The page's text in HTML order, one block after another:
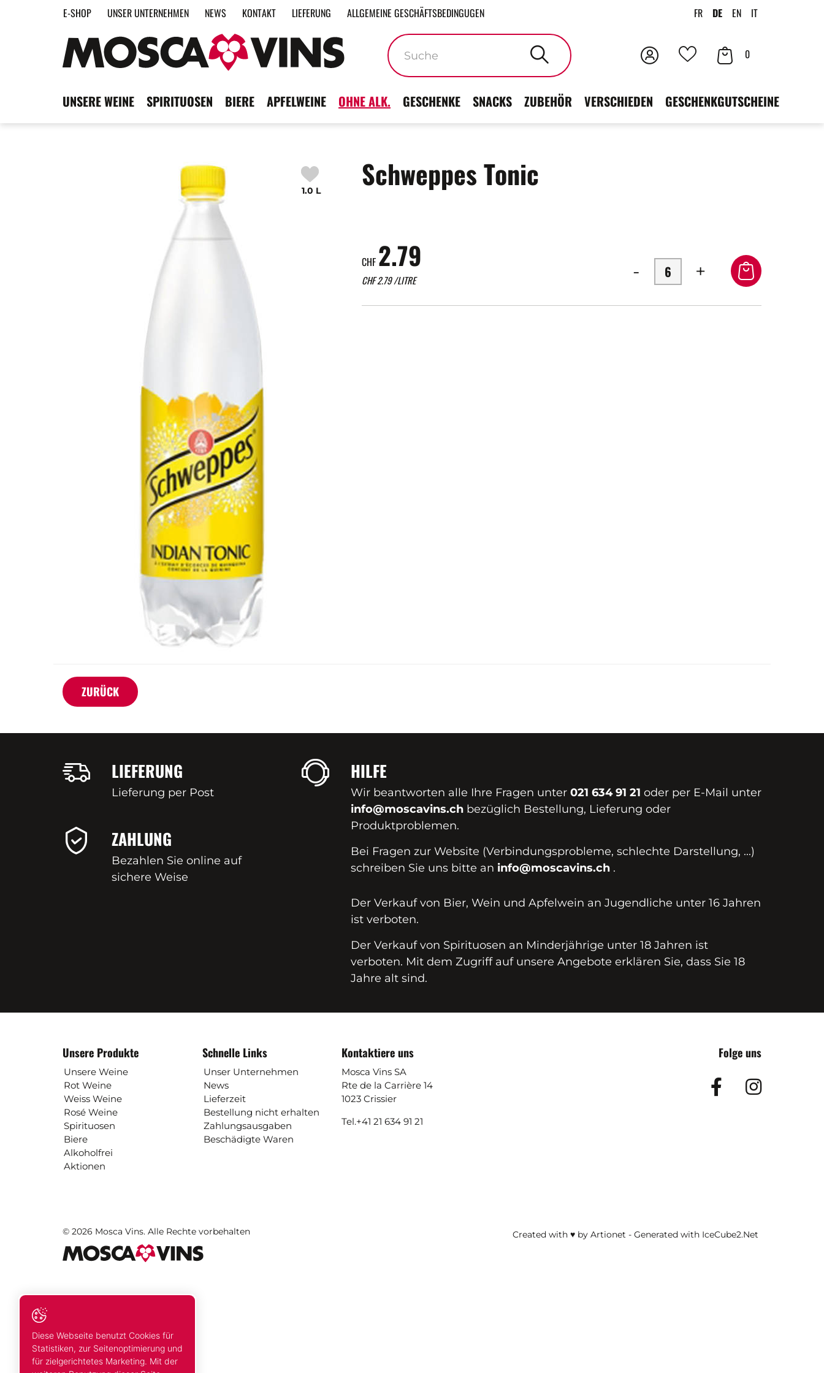
E-SHOP UNSER UNTERNEHMEN NEWS KONTAKT LIEFERUNG ALLGEMEINE GESCHÄFTSBEDINGUGEN FR DE EN IT
UNSERE WEINE SPIRITUOSEN BIERE APFELWEINE OHNE ALK. GESCHENKE SNACKS ZUBEHÖR VERSCHIEDEN GESCHENKGUTSCHEINE
Anmeldung
Favoriten
Ihr
0
Stichwörter
Suchen
1.0 L Schweppes Tonic
CHF 2.79
CHF2.79/LITRE - +
ZURÜCK
LIEFERUNG
Lieferung per Post
ZAHLUNG
Bezahlen Sie online auf
sichere Weise
HILFE
Wir beantworten alle Ihre Fragen unter 021 634 91 21 oder per E-Mail unter
info@moscavins.ch bezüglich Bestellung, Lieferung oder
Produktproblemen.
Bei Fragen zur Website (Verbindungsprobleme, schlechte Darstellung, ...)
schreiben Sie uns bitte an info@moscavins.ch .
Der Verkauf von Bier, Wein und Apfelwein an Jugendliche unter 16 Jahren
ist verboten.
Der Verkauf von Spirituosen an Minderjährige unter 18 Jahren ist
verboten. Mit dem Zugriff auf unsere Angebote erklären Sie, dass Sie 18
Jahre alt sind.
Unsere Produkte
Unsere Weine
Rot Weine
Weiss Weine
Rosé Weine
Spirituosen
Biere
Alkoholfrei
Aktionen
Schnelle Links
Unser Unternehmen
News
Lieferzeit
Bestellung nicht erhalten
Zahlungsausgaben
Beschädigte Waren
Kontaktiere uns
Mosca Vins SA
Rte de la Carrière 14
1023 Crissier
Tel.+41 21 634 91 21
Folge uns
Facebook
© 2026 Mosca Vins. Alle Rechte vorbehalten Created with ♥ by Artionet - Generated with IceCube2.Net
Diese Webseite benutzt Cookies für
Statistiken, zur Seitenoptimierung und
für zielgerichtetes Marketing. Mit der